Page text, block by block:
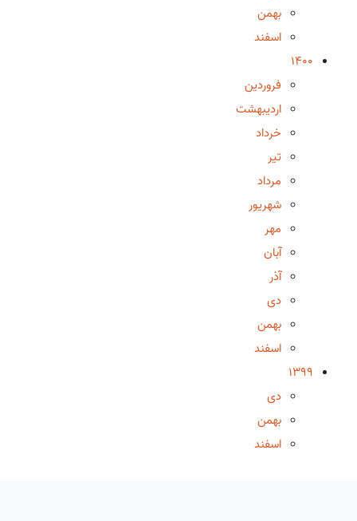
بهمن
اسفند
1400
فروردین
اردیبهشت
خرداد
تیر
مرداد
شهریور
مهر
آبان
آذر
دی
بهمن
اسفند
1399
دی
بهمن
اسفند